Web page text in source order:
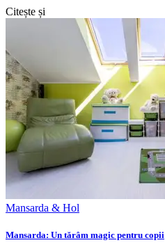
Citește și
Mansarda & Hol
Mansarda: Un tărâm magic pentru copii